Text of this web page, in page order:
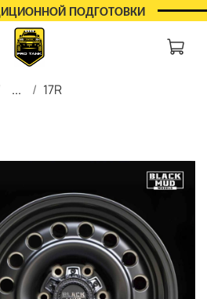
ПОДГОТОВКИ
... 17R